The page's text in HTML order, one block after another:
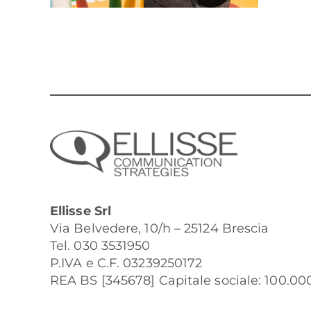
Ellisse Srl
Via Belvedere, 10/h – 25124 Brescia
Tel. 030 3531950
P.IVA e C.F. 03239250172
REA BS [345678] Capitale sociale: